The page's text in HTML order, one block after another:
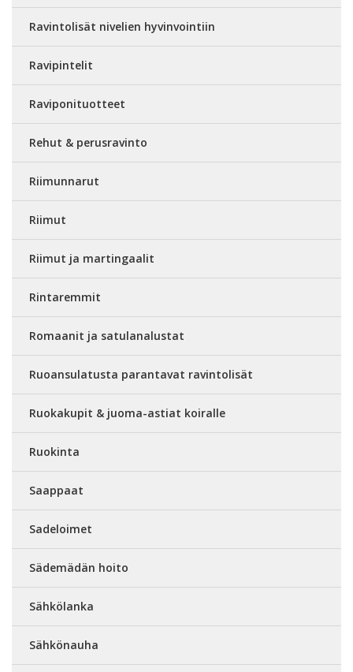
Ravintolisät nivelien hyvinvointiin
Ravipintelit
Raviponituotteet
Rehut & perusravinto
Riimunnarut
Riimut
Riimut ja martingaalit
Rintaremmit
Romaanit ja satulanalustat
Ruoansulatusta parantavat ravintolisät
Ruokakupit & juoma-astiat koiralle
Ruokinta
Saappaat
Sadeloimet
Sädemädän hoito
Sähkölanka
Sähkönauha